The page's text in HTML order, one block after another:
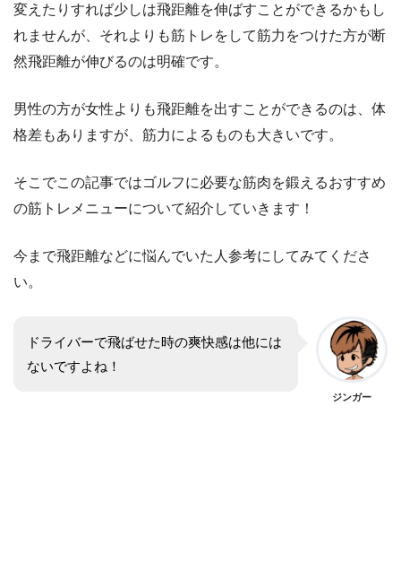
変えたりすれば少しは飛距離を伸ばすことができるかもし
れませんが、それよりも筋トレをして筋力をつけた方が断
然飛距離が伸びるのは明確です。
男性の方が女性よりも飛距離を出すことができるのは、体
格差もありますが、筋力によるものも大きいです。
そこでこの記事ではゴルフに必要な筋肉を鍛えるおすすめ
の筋トレメニューについて紹介していきます！
今まで飛距離などに悩んでいた人参考にしてみてくださ
い。
ドライバーで飛ばせた時の爽快感は他には
ないですよね！
ジンガー